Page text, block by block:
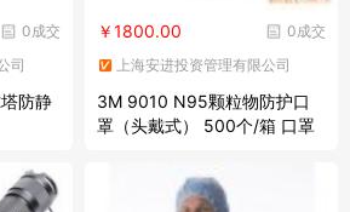
0成交
司
防静
0成交
￥1800.00
上海安进投资管理有限公司
3M 9010 N95颗粒物防护口
罩（头戴式） 500个/箱 口罩